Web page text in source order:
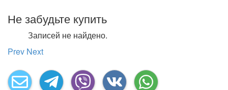
Не забудьте купить
Записей не найдено.
Prev Next